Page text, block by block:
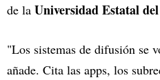
de la Universidad Estatal
"Los sistemas de difusión se
añade. Cita las apps, los